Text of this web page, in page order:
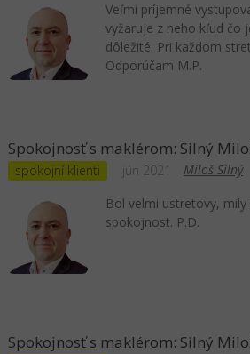
Veľmi príjemné
vyžaruje z neho kľud čo
dôležité. Pri každom
Odporúčam M.P.
Spokojnosť s maklérom: Silný
spokojní klienti Miloš Silný
jún 2021
Bol velmi ustretovy,
spokojnost. P.D.
Spokojnosť s maklérom: Silný